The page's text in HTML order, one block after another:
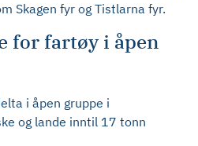
Skagen fyr og Tistlarna fyr.
for fartøy i åpen
i åpen gruppe i
og lande inntil 17 tonn